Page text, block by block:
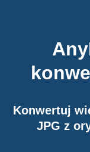
Konwertuj
JPG z